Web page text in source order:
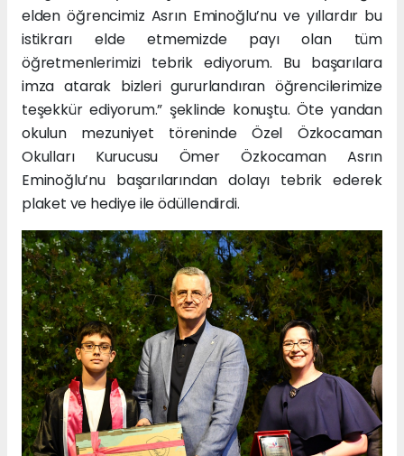
elden öğrencimiz Asrın Eminoğlu’nu ve yıllardır bu
istikrarı elde etmemizde payı olan tüm
öğretmenlerimizi tebrik ediyorum. Bu başarılara
imza atarak bizleri gururlandıran öğrencilerimize
teşekkür ediyorum.” şeklinde konuştu. Öte yandan
okulun mezuniyet töreninde Özel Özkocaman
Okulları Kurucusu Ömer Özkocaman Asrın
Eminoğlu’nu başarılarından dolayı tebrik ederek
plaket ve hediye ile ödüllendirdi.